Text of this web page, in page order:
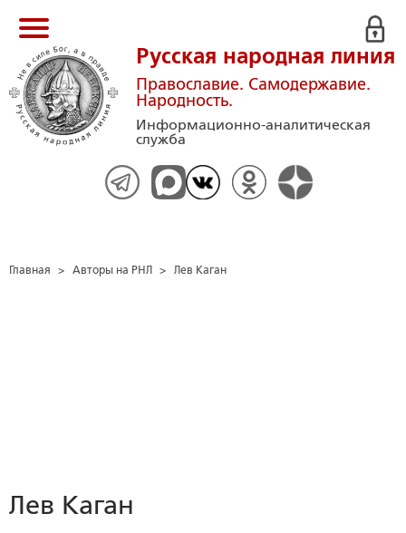
Русская народная линия
Православие. Самодержавие.
Народность.
Информационно-аналитическая
служба
Главная > Авторы на РНЛ > Лев Каган
Лев Каган